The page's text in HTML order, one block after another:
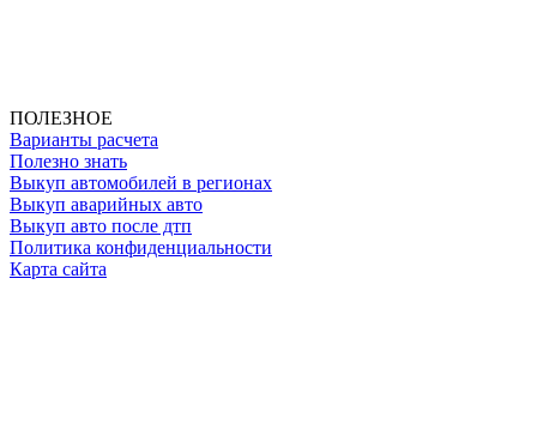
ПОЛЕЗНОЕ
Варианты расчета
Полезно знать
Выкуп автомобилей в регионах
Выкуп аварийных авто
Выкуп авто после дтп
Политика конфиденциальности
Карта сайта